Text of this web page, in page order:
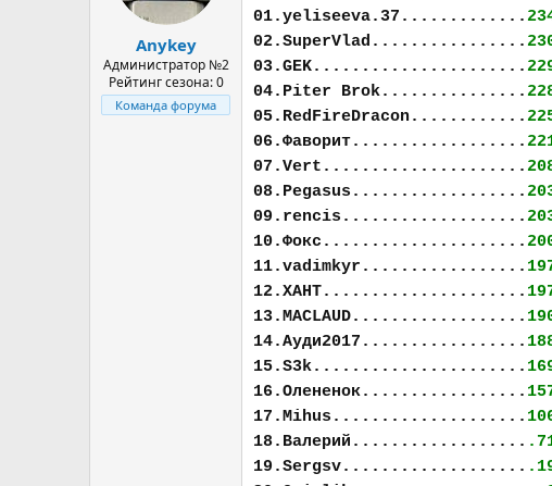
Anykey
Администратор №2
Рейтинг сезона: 0
Команда форума
01.yeliseeva.37.............
02.SuperVlad................
03.GEK......................
04.Piter Brok...............
05.RedFireDracon............
06.Фаворит..................
07.Vert.....................
08.Pegasus..................
09.rencis...................
10.Фокс.....................
11.vadimkyr.................
12.ХАНТ.....................
13.MACLAUD..................
14.Ауди2017.................
15.S3k......................
16.Олененок.................
17.Mihus....................
18.Валерий..................
19.Sergsv...................